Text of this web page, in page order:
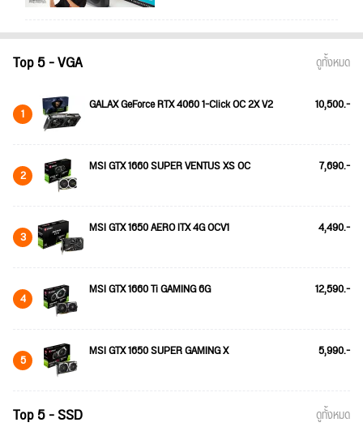
Top 5 - VGA ดูทั้งหมด
1 GALAX GeForce RTX 4060 1-Click OC 2X V2 10,500.-
2 MSI GTX 1660 SUPER VENTUS XS OC 7,690.-
3 MSI GTX 1650 AERO ITX 4G OCV1 4,490.-
4 MSI GTX 1660 Ti GAMING 6G 12,590.-
5 MSI GTX 1650 SUPER GAMING X 5,990.-
Top 5 - SSD ดูทั้งหมด